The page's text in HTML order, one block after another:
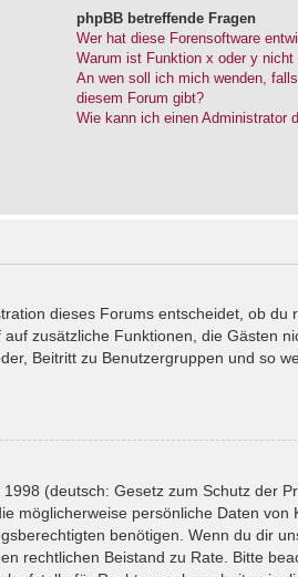
phpBB betreffende Fragen
Wer hat diese Forensoftware
Warum ist Funktion x oder y nicht
An wen soll ich mich wenden,
diesem Forum gibt?
Wie kann ich einen Administrator
dieses Forums entscheidet, ob du
zusätzliche Funktionen, die Gästen
Beitritt zu Benutzergruppen und so
(deutsch: Gesetz zum Schutz der
möglicherweise persönliche Daten
benötigen. Wenn du dir
rechtlichen Beistand zu Rate. Bitte